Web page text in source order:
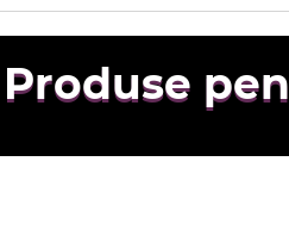
Produse